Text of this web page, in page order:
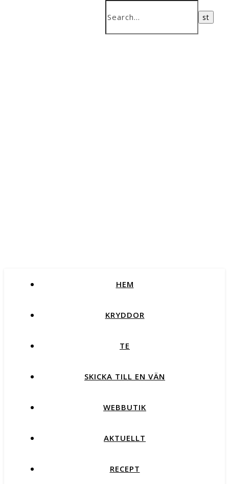
HEM
KRYDDOR
TE
SKICKA TILL EN VÄN
WEBBUTIK
AKTUELLT
RECEPT